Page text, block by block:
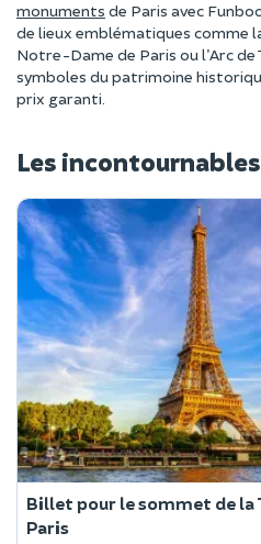
monuments de Paris avec
de lieux emblématiques comme
Notre-Dame de Paris ou l’Arc
symboles du patrimoine
prix garanti.
Les incontournables
Billet pour le sommet de la
Paris